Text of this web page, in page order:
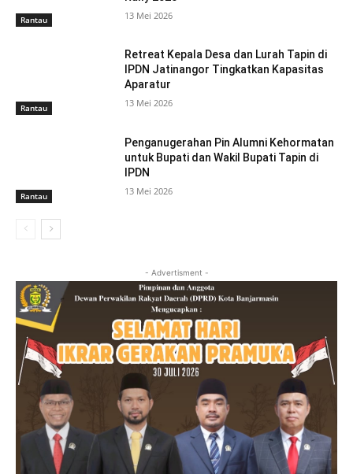
Rantau 13 Mei 2026
Rantau
Retreat Kepala Desa dan Lurah Tapin di
IPDN Jatinangor Tingkatkan Kapasitas
Aparatur
13 Mei 2026
Rantau
Penganugerahan Pin Alumni Kehormatan
untuk Bupati dan Wakil Bupati Tapin di
IPDN
13 Mei 2026
- Advertisment -